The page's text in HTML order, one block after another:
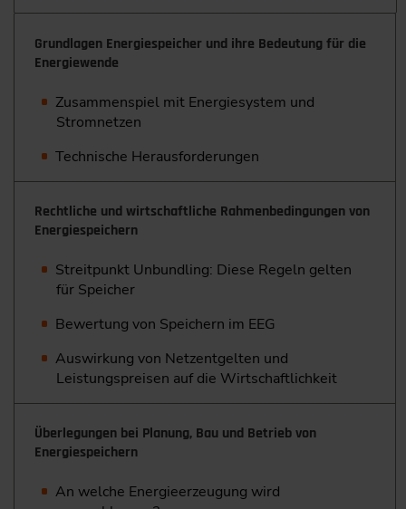
Grundlagen Energiespeicher und ihre Bedeutung für die
Energiewende
Zusammenspiel mit Energiesystem und
Stromnetzen
Technische Herausforderungen
Rechtliche und wirtschaftliche Rahmenbedingungen von
Energiespeichern
Streitpunkt Unbundling: Diese Regeln gelten
für Speicher
Bewertung von Speichern im EEG
Auswirkung von Netzentgelten und
Leistungspreisen auf die Wirtschaftlichkeit
Überlegungen bei Planung, Bau und Betrieb von
Energiespeichern
An welche Energieerzeugung wird